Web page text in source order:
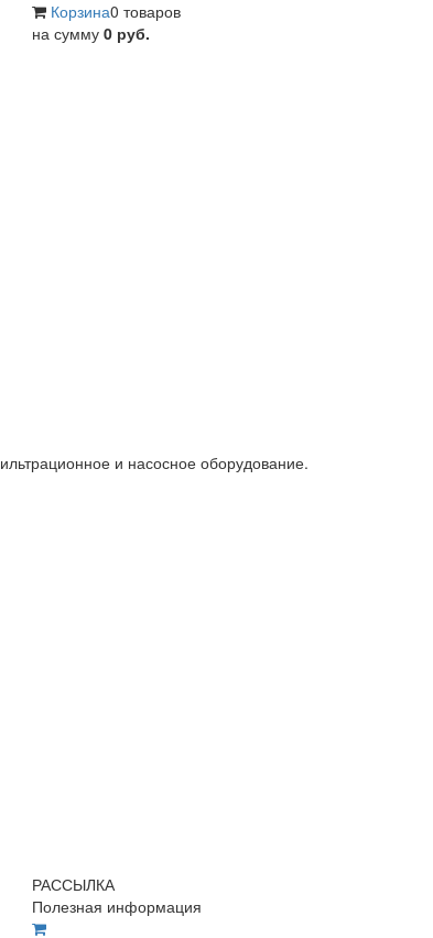
Корзина0 товаров
на сумму 0 руб.
и насосное оборудование.
РАССЫЛКА
Полезная информация